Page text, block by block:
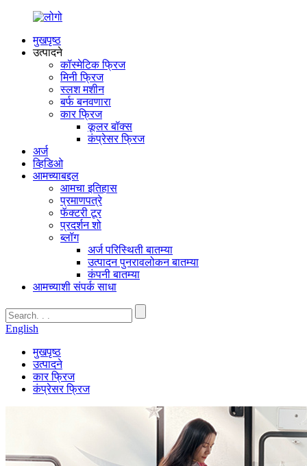
मुखपृष्ठ
उत्पादने
कॉस्मेटिक फ्रिज
मिनी फ्रिज
स्लश मशीन
बर्फ बनवणारा
कार फ्रिज
कूलर बॉक्स
कंप्रेसर फ्रिज
अर्ज
व्हिडिओ
आमच्याबद्दल
आमचा इतिहास
प्रमाणपत्रे
फॅक्टरी टूर
प्रदर्शन शो
ब्लॉग
अर्ज परिस्थिती बातम्या
उत्पादन पुनरावलोकन बातम्या
कंपनी बातम्या
आमच्याशी संपर्क साधा
English
मुखपृष्ठ
उत्पादने
कार फ्रिज
कंप्रेसर फ्रिज